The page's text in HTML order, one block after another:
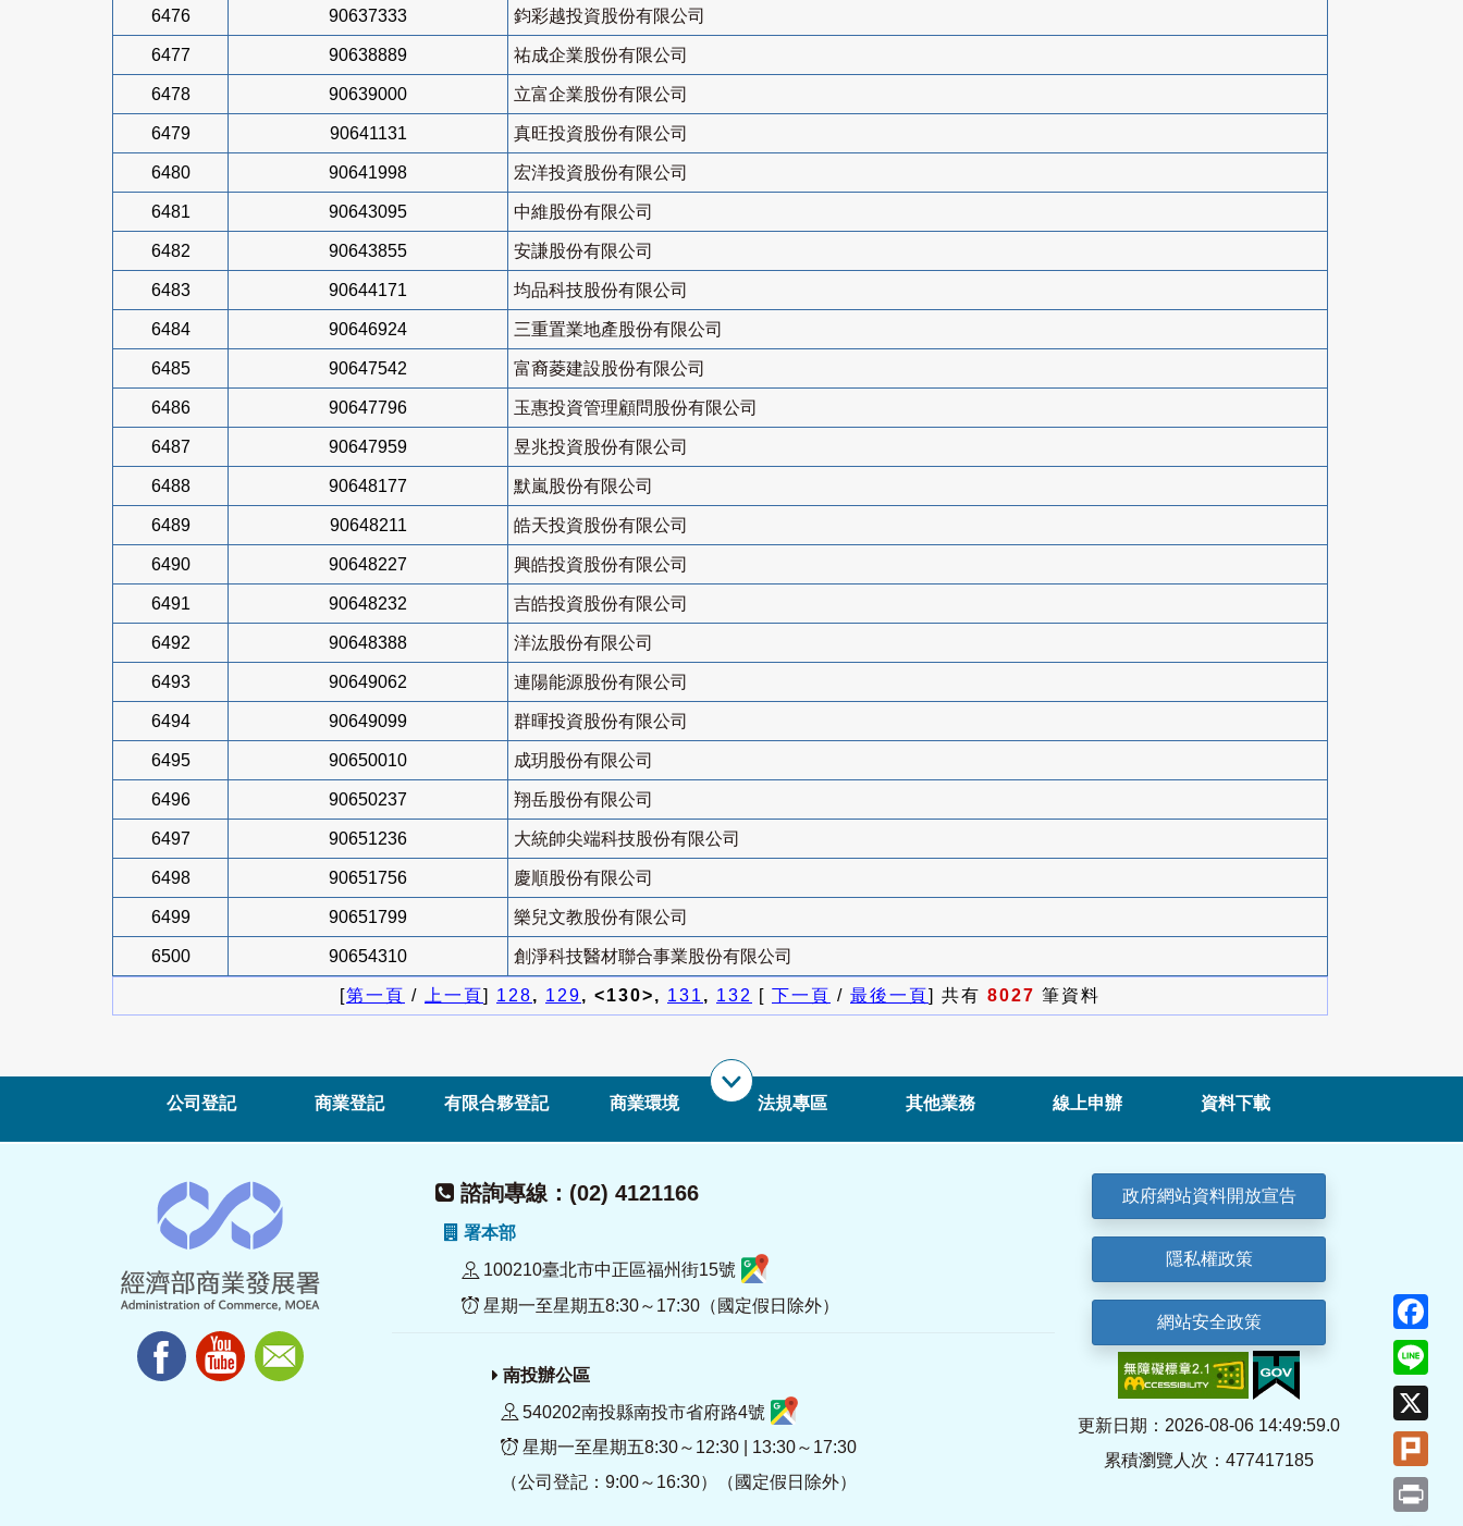
6476 90637333 鈞彩越投資股份有限公司
6477 90638889 祐成企業股份有限公司
6478 90639000 立富企業股份有限公司
6479 90641131 真旺投資股份有限公司
6480 90641998 宏洋投資股份有限公司
6481 90643095 中維股份有限公司
6482 90643855 安謙股份有限公司
6483 90644171 均品科技股份有限公司
6484 90646924 三重置業地產股份有限公司
6485 90647542 富裔菱建設股份有限公司
6486 90647796 玉惠投資管理顧問股份有限公司
6487 90647959 昱兆投資股份有限公司
6488 90648177 默嵐股份有限公司
6489 90648211 皓天投資股份有限公司
6490 90648227 興皓投資股份有限公司
6491 90648232 吉皓投資股份有限公司
6492 90648388 洋汯股份有限公司
6493 90649062 連陽能源股份有限公司
6494 90649099 群暉投資股份有限公司
6495 90650010 成玥股份有限公司
6496 90650237 翔岳股份有限公司
6497 90651236 大統帥尖端科技股份有限公司
6498 90651756 慶順股份有限公司
6499 90651799 樂兒文教股份有限公司
6500 90654310 創淨科技醫材聯合事業股份有限公司
[第一頁 / 上一頁] 128, 129, <130>, 131, 132 [ 下一頁 / 最後一頁] 共有 8027 筆資料
公司登記 商業登記 有限合夥登記 商業環境 法規專區 其他業務 線上申辦 資料下載
諮詢專線：(02) 4121166
署本部
100210臺北市中正區福州街15號
星期一至星期五8:30～17:30（國定假日除外）
南投辦公區
540202南投縣南投市省府路4號
星期一至星期五8:30～12:30 | 13:30～17:30
（公司登記：9:00～16:30）（國定假日除外）
政府網站資料開放宣告
隱私權政策
網站安全政策
更新日期：2026-08-06 14:49:59.0
累積瀏覽人次：477417185